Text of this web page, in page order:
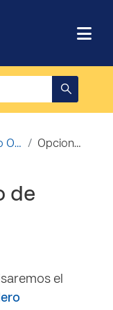
Tablero Operativo de Cartas 2026 Opciones de matriculación
de
el